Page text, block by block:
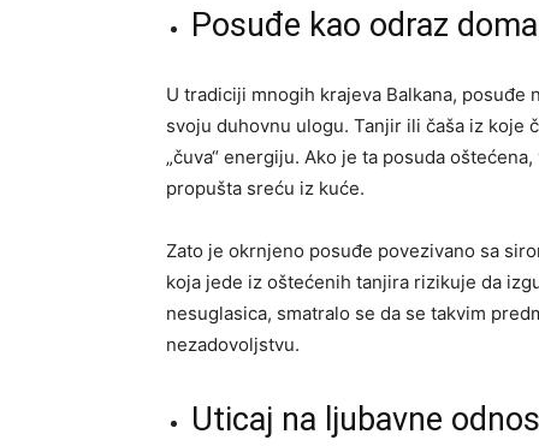
Posuđe kao odraz
U tradiciji mnogih krajeva Balkana, posuđe
svoju duhovnu ulogu. Tanjir ili čaša iz koje
„čuva“ energiju. Ako je ta posuda
propušta sreću iz kuće.
Zato je okrnjeno posuđe povezivano sa
koja jede iz oštećenih tanjira rizikuje da
nesuglasica, smatralo se da se takvim
nezadovoljstvu.
Uticaj na ljubavne